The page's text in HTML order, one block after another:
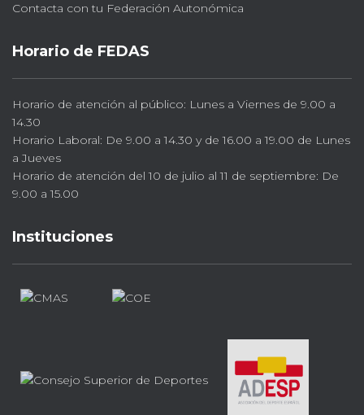
Contacta con tu Federación Autonómica
Horario de FEDAS
Horario de atención al público: Lunes a Viernes de 9.00 a
14.30
Horario Laboral: De 9.00 a 14.30 y de 16.00 a 19.00 de Lunes
a Jueves
Horario de atención del 10 de julio al 11 de septiembre: De
9.00 a 15.00
Instituciones